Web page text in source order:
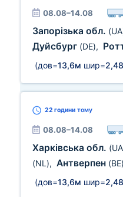
08.08–14.08
Запорізька обл.
Дуйсбург (DE),
(дов=13,6м шир=
22 години тому
08.08–14.08
Харківська обл.
(NL), Антверпен (BE)
(дов=13,6м шир=